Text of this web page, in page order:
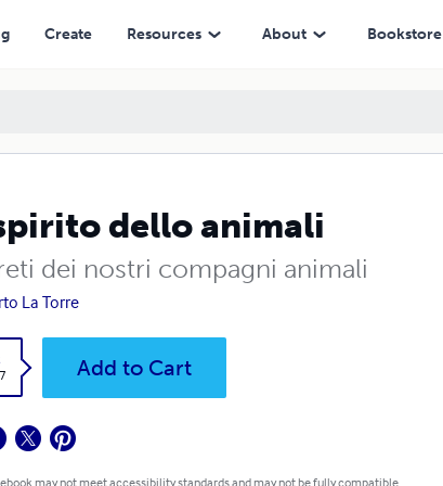
Create Resources About Bookstore
dello animali
dei nostri compagni animali
La Torre
Add to Cart
may not meet accessibility standards and may not be fully compatible